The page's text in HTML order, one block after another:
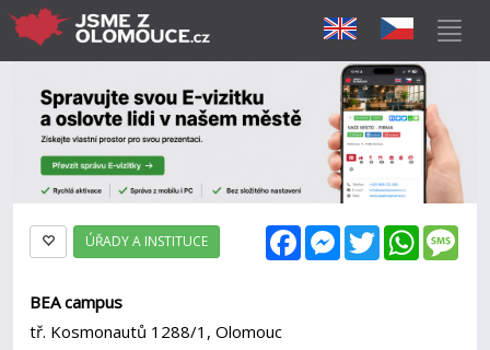
FacebookMessenger
Twitter
ÚŘADY A INSTITUCE
BEA campus
tř. Kosmonautů 1288/1, Olomouc